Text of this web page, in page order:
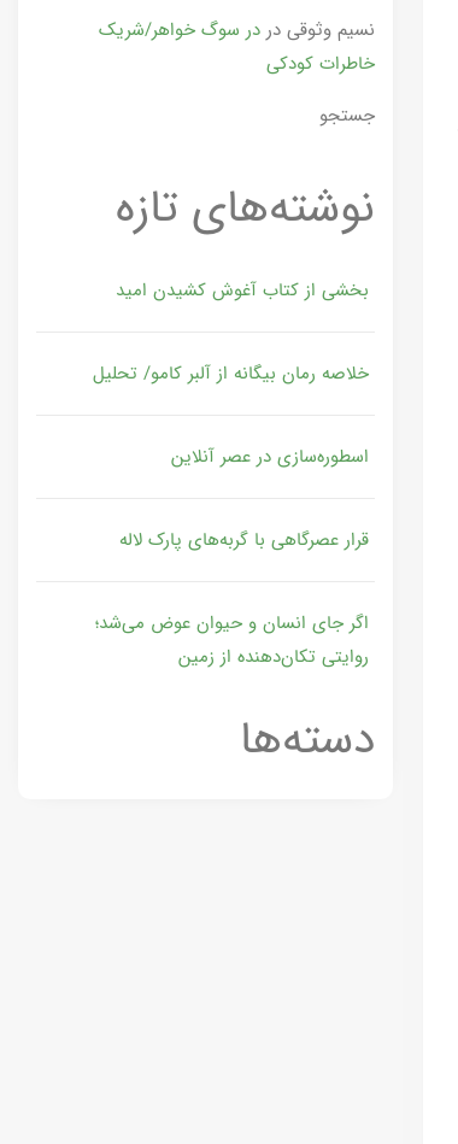
نسیم وثوقی دردر سوگ خواهر/شریک
خاطرات کودکی
جستجو
نوشته‌های تازه
بخشی از کتاب آغوش کشیدن امید
خلاصه رمان بیگانه از آلبر کامو/ تحلیل
اسطوره‌سازی در عصر آنلاین
قرار عصرگاهی با گربه‌های پارک لاله
اگر جای انسان و حیوان عوض می‌شد؛
روایتی تکان‌دهنده از زمین
دسته‌ها